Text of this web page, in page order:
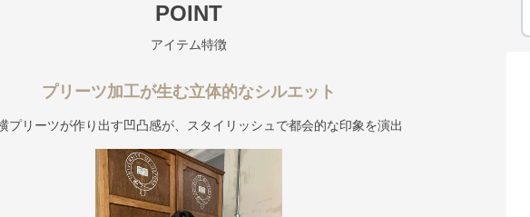
POINT
アイテム特徴
プリーツ加工が生む立体的なシルエット
プリーツが作り出す凹凸感が、スタイリッシュで都会的な印象を演出